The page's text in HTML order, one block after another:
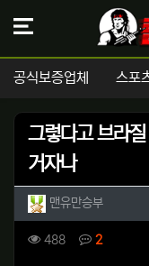
공식보증업체 스포
그렇다고 브라
거자나
작성자 정보
맨유만승부작성
컨텐츠 정보
488조회 2댓글